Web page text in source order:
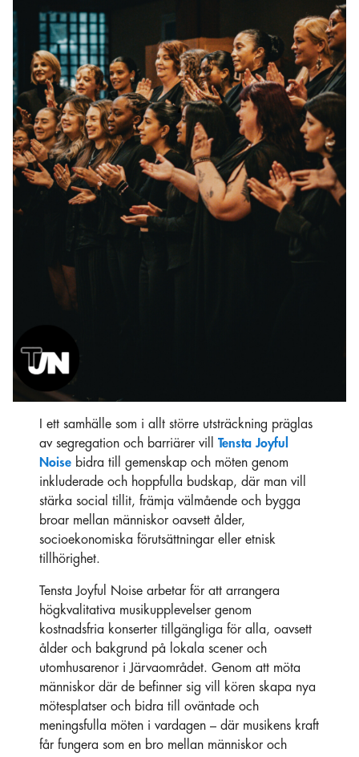
I ett samhälle som i allt större utsträckning präglas
av segregation och barriärer villTensta Joyful
Noise bidra till gemenskap och möten genom
inkluderade och hoppfulla budskap, där man vill
stärka social tillit, främja välmående och bygga
broar mellan människor oavsett ålder,
socioekonomiska förutsättningar eller etnisk
tillhörighet.
Tensta Joyful Noise arbetar för att arrangera
högkvalitativa musikupplevelser genom
kostnadsfria konserter tillgängliga för alla, oavsett
ålder och bakgrund på lokala scener och
utomhusarenor i Järvaområdet. Genom att möta
människor där de befinner sig vill kören skapa nya
mötesplatser och bidra till oväntade och
meningsfulla möten i vardagen – där musikens kraft
får fungera som en bro mellan människor och